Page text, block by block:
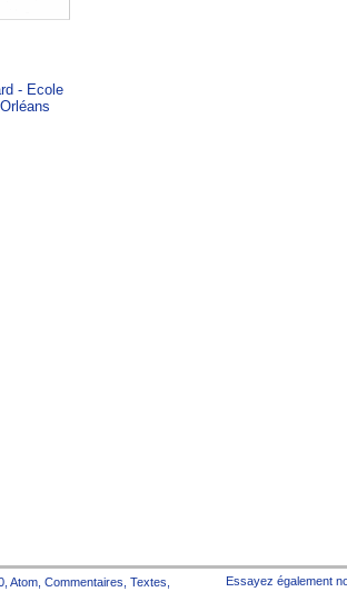
- Ecole
Atom Commentaires Textes Essayez également